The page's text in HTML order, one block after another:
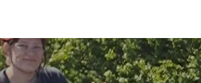
Email-Adresse sowie den Inhalt des
Daten nicht an Dritte weitergeben,
die IT- sowie Datensicherheit von